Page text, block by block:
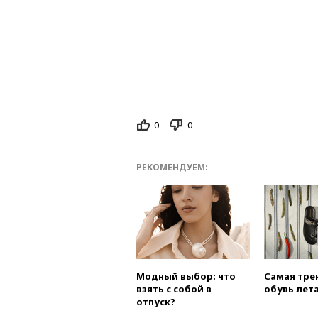
0 0
РЕКОМЕНДУЕМ:
Модный выбор: что
взять с собой в
отпуск?
Самая
обувь